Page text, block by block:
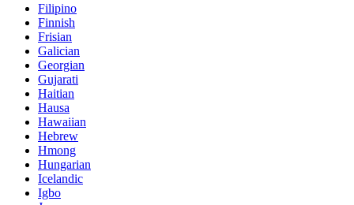
Filipino
Finnish
Frisian
Galician
Georgian
Gujarati
Haitian
Hausa
Hawaiian
Hebrew
Hmong
Hungarian
Icelandic
Igbo